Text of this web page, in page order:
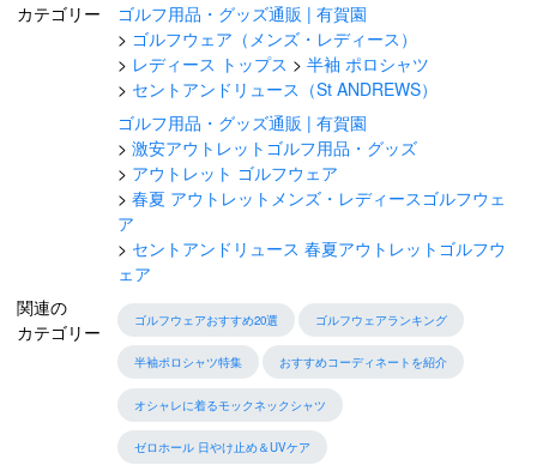
カテゴリー
ゴルフ用品・グッズ通販 | 有賀園
ゴルフウェア（メンズ・レディース）
レディース トップス
半袖 ポロシャツ
セントアンドリュース（St ANDREWS）
ゴルフ用品・グッズ通販 | 有賀園
激安アウトレットゴルフ用品・グッズ
アウトレット ゴルフウェア
春夏 アウトレットメンズ・レディースゴルフウェ
ア
セントアンドリュース 春夏アウトレットゴルフウ
ェア
関連の
カテゴリー
ゴルフウェアおすすめ20選 ゴルフウェアランキング
半袖ポロシャツ特集 おすすめコーディネートを紹介
オシャレに着るモックネックシャツ
ゼロホール 日やけ止め＆UVケア